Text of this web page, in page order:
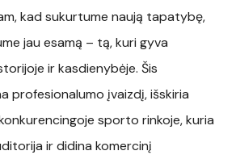
kad sukurtume naują tapatybę,
jau esamą – tą, kuri gyva
ir kasdienybėje. Šis
profesionalumo įvaizdį, išskiria
sporto rinkoje, kuria
ir didina komercinį